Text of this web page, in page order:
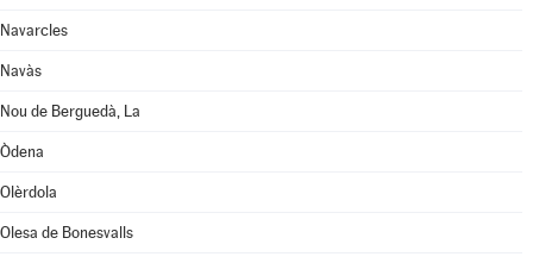
Navarcles
Navàs
Nou de Berguedà, La
Òdena
Olèrdola
Olesa de Bonesvalls